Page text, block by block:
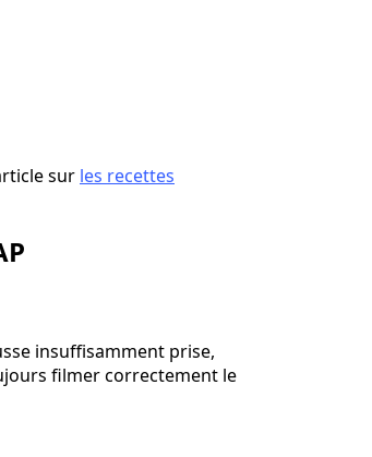
sur les recettes
insuffisamment prise,
filmer correctement le